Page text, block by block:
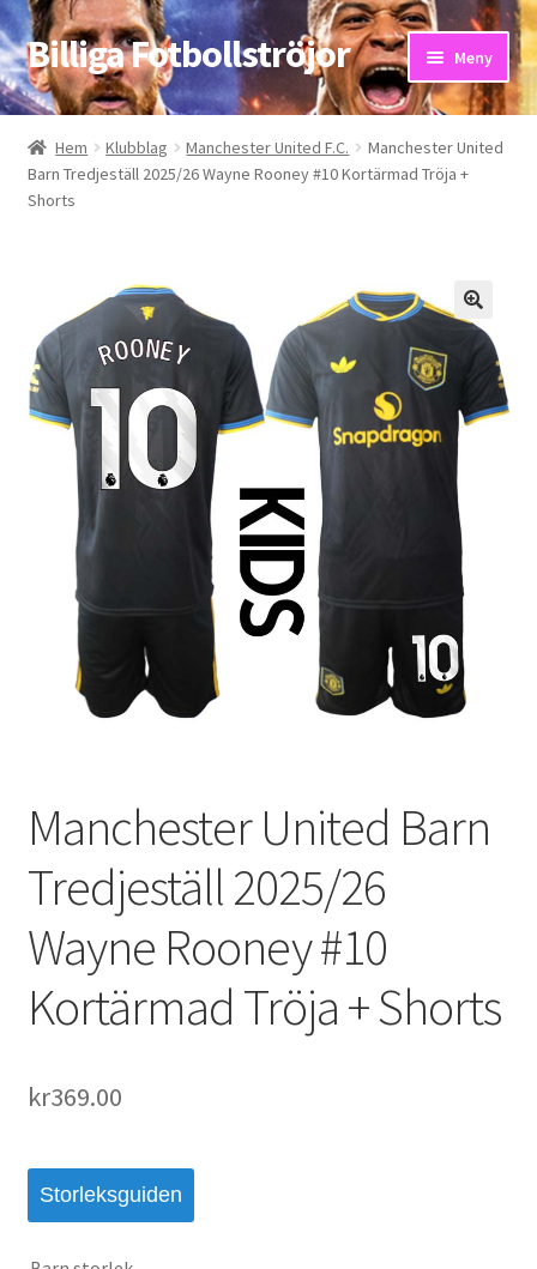
Hoppa
till
navigering
Hoppa
till
innehåll
Billiga Fotbollströjor Meny
Hem
Bloggar
Kontakta oss
Mitt konto
Storleksguiden
Varukorg
Hem Klubblag Manchester United F.C.
Manchester United
Barn Tredjeställ 2025/26 Wayne Rooney #10 Kortärmad Tröja +
Shorts
Manchester United Barn
Tredjeställ 2025/26
Wayne Rooney #10
Kortärmad Tröja + Shorts
kr369.00
Storleksguiden